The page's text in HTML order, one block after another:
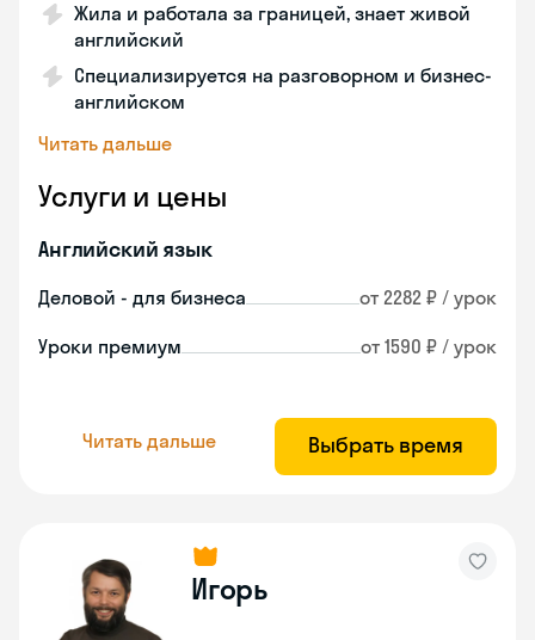
Жила и работала за границей, знает живой
английский
Специализируется на разговорном и бизнес-
английском
Читать дальше
Услуги и цены
Английский язык
Деловой - для бизнеса от 2282 ₽ / урок
Уроки премиум от 1590 ₽ / урок
Читать дальше Выбрать время
Игорь